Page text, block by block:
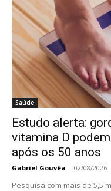
Saúde
Estudo alerta:
vitamina D
após os 50 anos
Gabriel Gouvêa - 02/08/2026
Pesquisa com mais de 5,5